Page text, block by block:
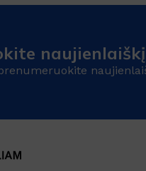
naujienlaiškį